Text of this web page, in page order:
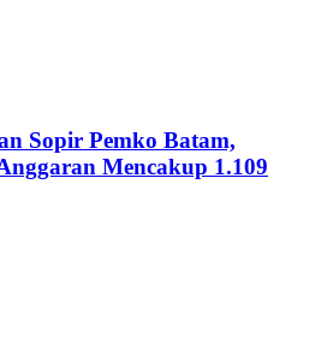
Sopir Pemko Batam,
Mencakup 1.109